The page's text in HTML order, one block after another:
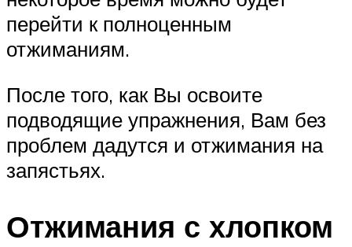
перейти к полноценным
отжиманиям.
После того, как Вы освоите
подводящие упражнения, Вам без
проблем дадутся и отжимания на
запястьях.
Отжимания с хлопком